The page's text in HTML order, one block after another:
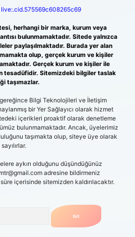
herhangi bir marka, kurum veya
bulunmamaktadır. Sitede yalnızca
paylaşılmaktadır. Burada yer alan
olup, gerçek kurum ve kişiler
Gerçek kurum ve kişiler ile
tesadüfidir. Sitemizdeki bilgiler taslak
taşımazlar.
Bilgi Teknolojileri ve İletişim
bir Yer Sağlayıcı olarak hizmet
içerikleri proaktif olarak denetleme
bulunmamaktadır. Ancak, üyelerimiz
taşımakta olup, siteye üye olarak
aykırı olduğunu düşündüğünüz
adresine bildirmeniz
içerisinde sitemizden kaldırılacaktır.